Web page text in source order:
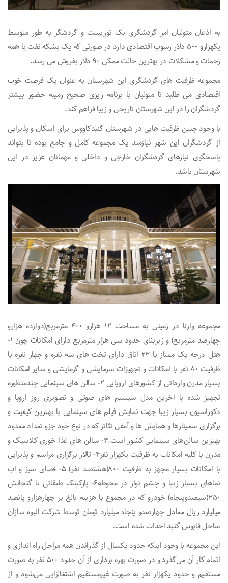
به اذعان متولیان امر گردشگری یک توریست و گردشگر به طور متوسط
یکهزارو ۵۰۰ دلار رسوب اقتصادی دارد در صورتی که یک بشکه نفت با همه
زحمات و مشکلات در بهترین حالت ممکن ۹۰ دلار بفروش می رسد.
مجموعه ظرفیت های گردشگری این شهرستان به عنوان یک فرصت خوب
اقتصادی می طلبد تا متولیان با برنامه ریزی صحیح زمینه حضور بیشتر
گردشگران را در این شهرستان تاریخی و زیبا فراهم کند.
با وجود چنین ظرفیت هایی در شهرستان گنبدکاووس برای اسکان و پذیرایی
از گردشگران این شهر نیازمند یک مجموعه کامل و جامع بوده تا بتواند
پاسخگوی نیازهای گردشگران خارجی و داخلی و مهمانان عزیز در این
شهرستان باشد.
مجموعه وارنا در زمینی به مساحت ۱۲ هزارو ۴۰۰ مترمربع(دوازده هزارو
چهارصد مترمربع) و زیربنای حدود سی هزار مترمربع دارای امکانات چون ۱-
هتل درجه یک ممتاز با ۲۳ اتاق دارای تخت های سه نفره و چهار نفره با
ظرفیت ۸۰ نفر با امکانات و تجهیزات سرمایشی و گرمایشی و سایر امکانات
بسیار مدرن وارداتی از کشورهای اروپایی ۲- سالن های سینمایی چندمنظوره
تجهیز شده با اخرین مدل سیستم های صوتی و تصویری روز اروپا و
دکوراسیون بسیار زیبا جهت نمایش فیلم های سینمایی با بهترین کیفیت و
برگزاری سمینارها و همایش ها و آمفی تئاتر که در نوع خود جزو تعداد معدود
بهترین سالن‌های سینمایی کشور است.۳- سالن های غذا خوری کلاسیک و
مدرن با کلیه امکانات به ظرفیت یکهزار نفر۴- تالار برگزاری مراسم و پذیرایی
با امکانات بسیار مجهز به ظرفیت ۸۰۰(هشتصد نفر) ۵- فضای سبز و اب
نماهای بسیار زیبا و چشم نواز در محوطه۶- پارکینک طبقاتی با گنجایش
۳۵۰(سیصدوپنجاه) خودرو که در مجموع با هزینه بالغ بر چهارهزارو پانصد
میلیارد ریال معادل چهارصدو پنجاه میلیارد تومان توسط شرکت انبوه سازان
ساحل قابوس گنبد احداث شده است.
این مجموعه با وجود اینکه حدود یکسال از گذراندن همه مراحل راه اندازی و
اتمام کار آن می‌گذرد و در صورت بهره برداری از آن حدود ۵۰۰ نفر به صورت
مستقیم و حدود یکهزار نفر به صورت غیرمستقیم اشتغالزایی می‌شود و از